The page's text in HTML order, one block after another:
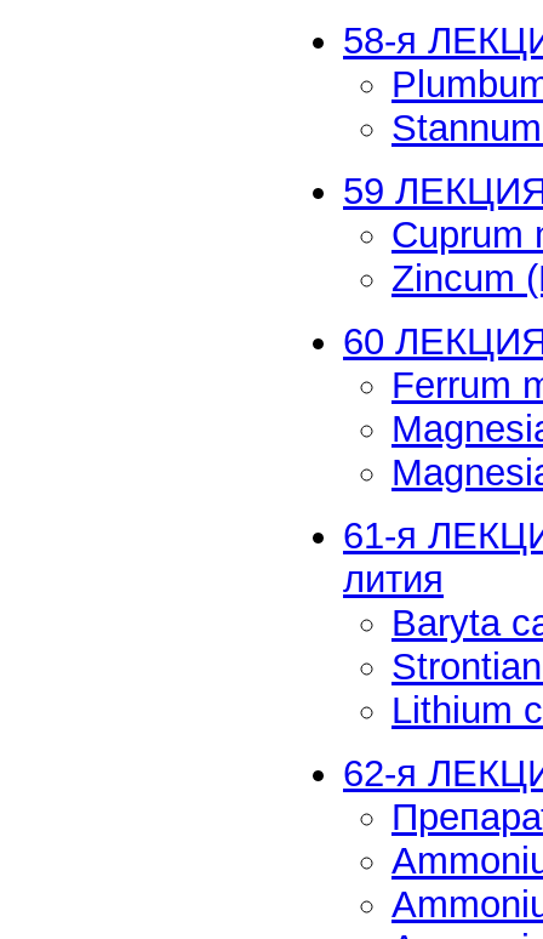
58-я
59
Cuprum
Zincum
60 ЛЕКЦИЯ
Ferrum
61-я
лития
Baryta
Lithium
62-я